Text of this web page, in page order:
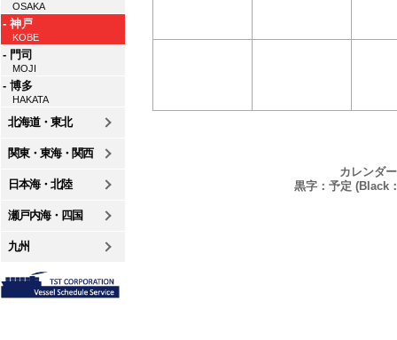
OSAKA
- 神戸
KOBE
- 門司
MOJI
- 博多
HAKATA
北海道・東北
関東・東海・関西
日本海・北陸
瀬戸内海・四国
九州
カレンダ
黒字：予定